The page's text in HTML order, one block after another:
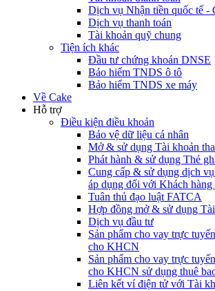
Dịch vụ Nhận tiền quốc tế -
Dịch vụ thanh toán
Tài khoản quỹ chung
Tiện ích khác
Đầu tư chứng khoán DNSE
Bảo hiểm TNDS ô tô
Bảo hiểm TNDS xe máy
Về Cake
Hỗ trợ
Điều kiện điều khoản
Bảo vệ dữ liệu cá nhân
Mở & sử dụng Tài khoản
Phát hành & sử dụng Thẻ
Cung cấp & sử dụng dịch
áp dụng đối với Khách hàng
Tuân thủ đạo luật FATCA
Hợp đồng mở & sử dụng
Dịch vụ đầu tư
Sản phẩm cho vay trực
cho KHCN
Sản phẩm cho vay trực
cho KHCN sử dụng thuê
Liên kết ví điện tử với Tài